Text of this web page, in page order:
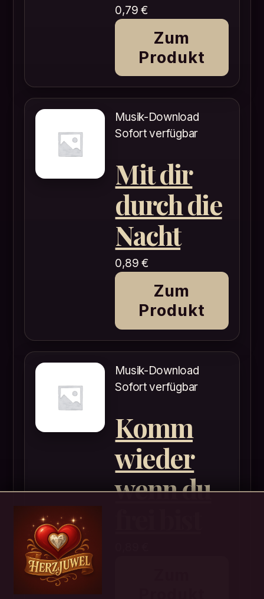
0,79€
Zum
Produkt
Musik-Download
Sofort verfügbar
Mit dir
durch die
Nacht
0,89€
Zum
Produkt
Musik-Download
Sofort verfügbar
Komm
wieder
wenn du